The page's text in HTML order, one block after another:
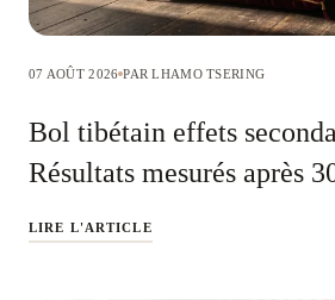
07 AOÛT 2026 PAR LHAMO TSERING
Bol tibétain effets
Résultats mesurés après
LIRE L'ARTICLE